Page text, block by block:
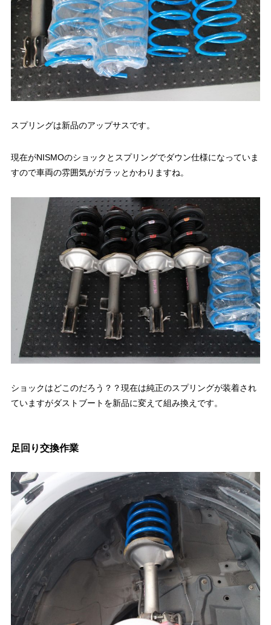
スプリングは新品のアップサスです。
現在がNISMOのショックとスプリングでダウン仕様になっていま
すので車両の雰囲気がガラッとかわりますね。
ショックはどこのだろう？？現在は純正のスプリングが装着され
ていますがダストブートを新品に変えて組み換えです。
足回り交換作業